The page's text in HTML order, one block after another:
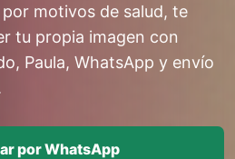
motivos de salud, te
tu propia imagen con
Paula, WhatsApp y envío
por WhatsApp